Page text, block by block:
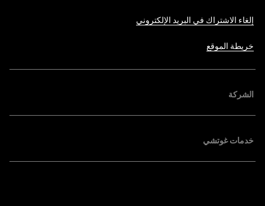
إلغاء الاشتراك في البريد الإلكتروني
خريطة الموقع
الشركة
خدمات غوتشي